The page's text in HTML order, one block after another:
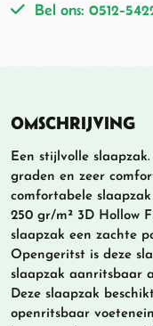
Bel ons: 0512-
OMSCHRIJVING
Een stijlvolle
graden en zeer
comfortabele
250 gr/m² 3D Hollow
slaapzak een zachte
Opengeritst is deze
slaapzak aanritsbaar
Deze slaapzak
openritsbaar